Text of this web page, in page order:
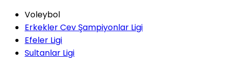
Voleybol
Erkekler Cev Şampiyonlar Ligi
Efeler Ligi
Sultanlar Ligi